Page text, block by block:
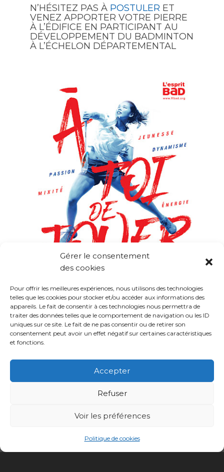
Gérer le consentement
des cookies
Pour offrir les meilleures expériences, nous utilisons des technologies
telles que les cookies pour stocker et/ou accéder aux informations des
appareils. Le fait de consentir à ces technologies nous permettra de
traiter des données telles que le comportement de navigation ou les ID
uniques sur ce site. Le fait de ne pas consentir ou de retirer son
consentement peut avoir un effet négatif sur certaines caractéristiques
et fonctions.
Accepter
Refuser
Voir les préférences
Politique de cookies
N’HÉSITEZ PAS À POSTULER ET
VENEZ APPORTER VOTRE PIERRE
À L’ÉDIFICE EN PARTICIPANT AU
DÉVELOPPEMENT DU BADMINTON
À L’ÉCHELON DÉPARTEMENTAL